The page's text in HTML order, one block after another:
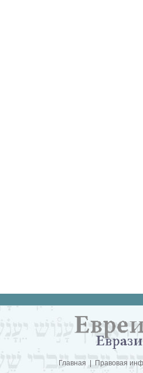
Главная Правовая